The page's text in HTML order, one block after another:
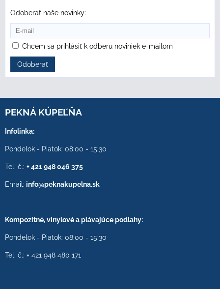
Odoberať naše novinky:
Chcem sa prihlásiť k odberu noviniek e-mailom
Odoberať
PEKNÁ KÚPEĽŇA
Infolinka:
Pondelok - Piatok: 08:00 - 15:30
Tel. č.: + 421 948 046 375
Email: info@peknakupelna.sk
Kompozitné, vinylové a plávajúce podlahy:
Pondelok - Piatok: 08:00 - 15:30
Tel. č.: + 421 948 480 171